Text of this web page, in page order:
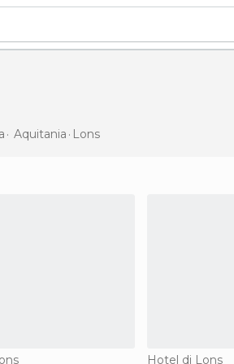
Aquitania Lons
Hotel di Lons